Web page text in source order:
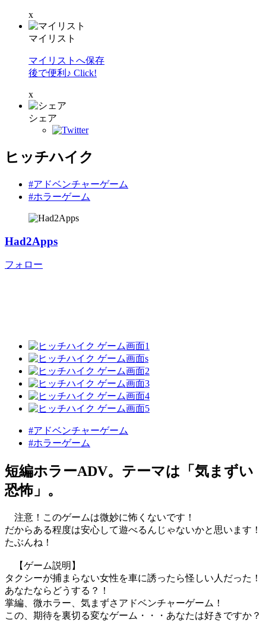
x
マイリスト
マイリストへ保存
後で便利♪ Click!
x
シェア
ヒッチハイク
#アドベンチャーゲーム
#ホラーゲーム
Had2Apps
フォロー
#アドベンチャーゲーム
#ホラーゲーム
短編ホラーADV。テーマは「気まずい
恐怖」。
注意！このゲームは微妙に怖くないです！
だからある程度は安心して遊べるんじゃないかと思います！
たぶんね！
【ゲーム説明】
タクシーが捕まらない女性を車に誘ったら怪しい人だった！
あなたならどうする？！
掌編、微ホラー、気まずさアドベンチャーゲーム！
この、期待を裏切る変なゲーム・・・あなたは好きですか？